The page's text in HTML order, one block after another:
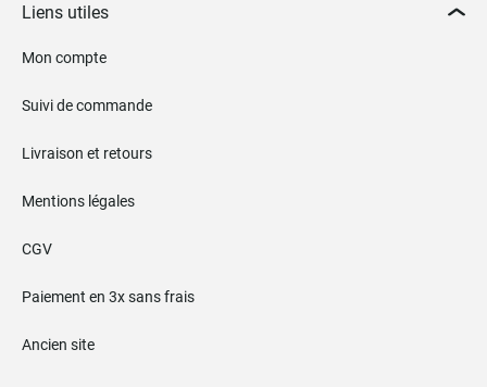
Liens utiles
Mon compte
Suivi de commande
Livraison et retours
Mentions légales
CGV
Paiement en 3x sans frais
Ancien site